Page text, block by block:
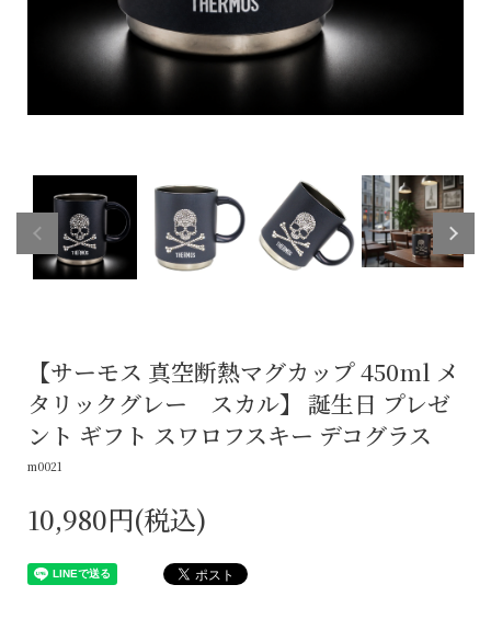
【サーモス 真空断熱マグカップ 450ml メ
タリックグレー スカル】 誕生日 プレゼ
ント ギフト スワロフスキー デコグラス
m0021
10,980円(税込)